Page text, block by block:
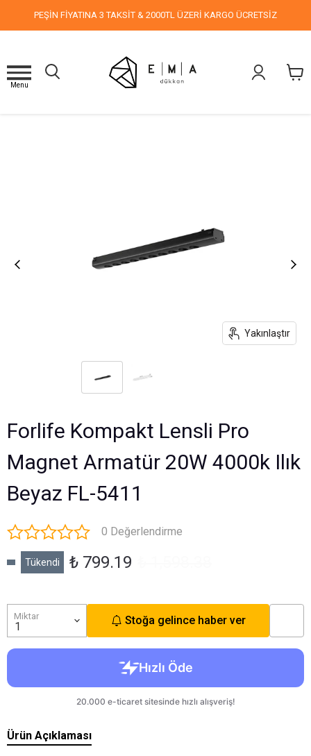
PEŞİN FİYATINA 3 TAKSİT & 2000TL ÜZERİ KARGO ÜCRETSİZ
Menu
Yakınlaştır
Forlife Kompakt Lensli Pro
Magnet Armatür 20W 4000k Ilık
Beyaz FL-5411
0 Değerlendirme
Tükendi ₺ 799.19
Miktar Stoğa gelince haber ver
Ürün Açıklaması